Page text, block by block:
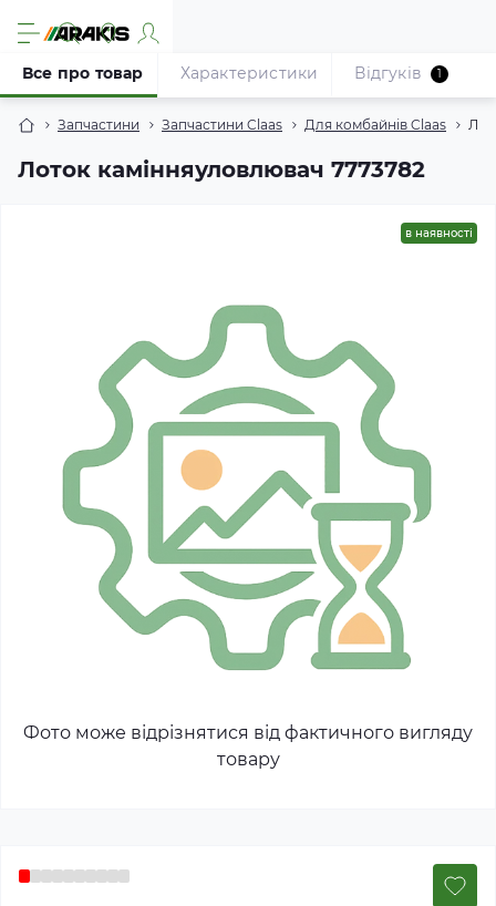
Запчастини Запчастини Claas Для комбайнів Claas
Лоток камінняуловлювач 7773782
Все про товар Характеристики Відгуків 1
в наявності
Фото може відрізнятися від фактичного вигляду
товару